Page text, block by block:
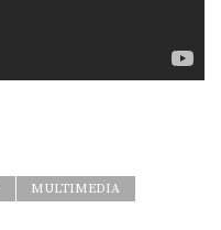
MULTIMEDIA